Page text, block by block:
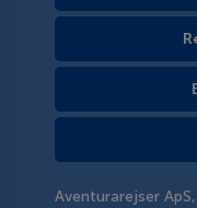
Aventurarejser